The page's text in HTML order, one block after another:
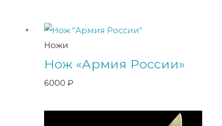
Ножи
Нож «Армия России»
6000₽